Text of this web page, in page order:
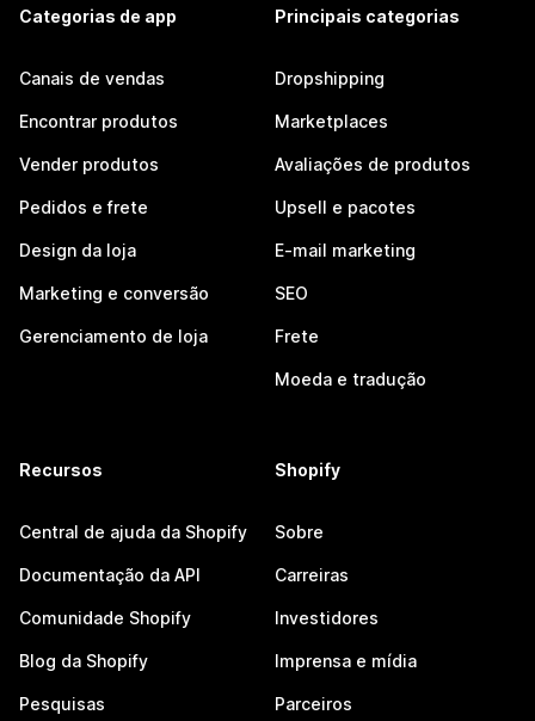
Categorias de app
Canais de vendas
Encontrar produtos
Vender produtos
Pedidos e frete
Design da loja
Marketing e conversão
Gerenciamento de loja
Principais categorias
Dropshipping
Marketplaces
Avaliações de produtos
Upsell e pacotes
E-mail marketing
SEO
Frete
Moeda e tradução
Recursos
Central de ajuda da Shopify
Documentação da API
Comunidade Shopify
Blog da Shopify
Pesquisas
Shopify
Sobre
Carreiras
Investidores
Imprensa e mídia
Parceiros